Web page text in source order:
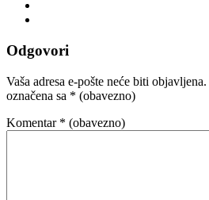
Odgovori
Vaša adresa e-pošte neće biti objavljena.
označena sa * (obavezno)
Komentar * (obavezno)